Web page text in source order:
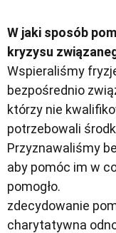
W jaki sposób
kryzysu
Wspieraliśmy
bezpośrednio
którzy nie
potrzebowali
Przyznawaliśmy
aby pomóc im w
pomogło.
zdecydowanie
charytatywna